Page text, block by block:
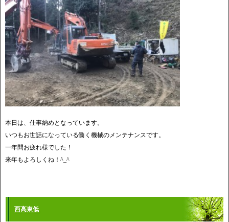
本日は、仕事納めとなっています。
いつもお世話になっている働く機械のメンテナンスです。
一年間お疲れ様でした！
来年もよろしくね！^_^
西高東低